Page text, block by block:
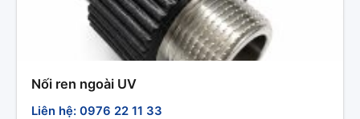
Nối ren ngoài UV
Liên hệ: 0976 22 11 33